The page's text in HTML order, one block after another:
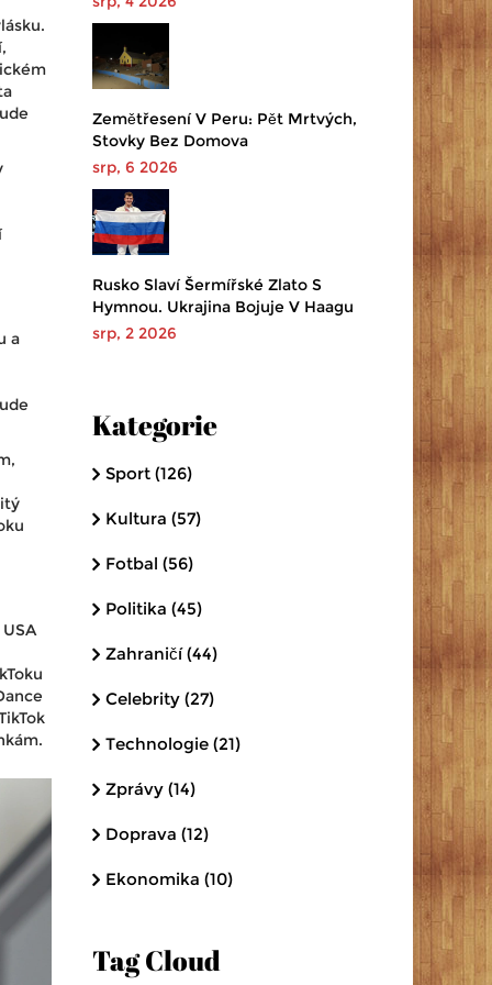
a
Zemětřesení V Peru: Pět Mrtvých,
Stovky Bez Domova
srp, 6 2026
Rusko Slaví Šermířské Zlato S
Hymnou. Ukrajina Bojuje V Haagu
srp, 2 2026
Kategorie
Sport (126)
Kultura (57)
Fotbal (56)
Politika (45)
Zahraničí(44)
Celebrity (27)
Technologie (21)
Zprávy (14)
Doprava (12)
Ekonomika (10)
Tag Cloud